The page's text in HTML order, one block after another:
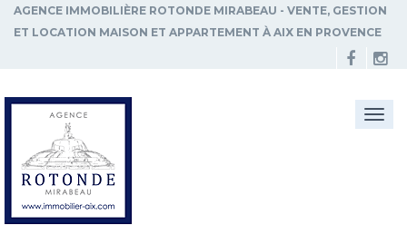
AGENCE IMMOBILIÈRE ROTONDE MIRABEAU - VENTE, GESTION
ET LOCATION MAISON ET APPARTEMENT À AIX EN PROVENCE